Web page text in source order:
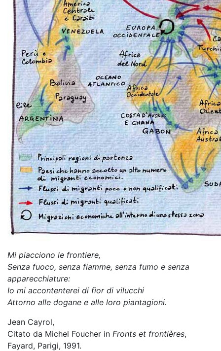
Mi piacciono le frontiere,
Senza fuoco, senza fiamme, senza fumo e senza
apparecchiature:
Io mi accontenterei di fior di vilucchi
Attorno alle dogane e alle loro piantagioni.
Jean Cayrol,
Citato da Michel Foucher in Fronts et frontières,
Fayard, Parigi, 1991.